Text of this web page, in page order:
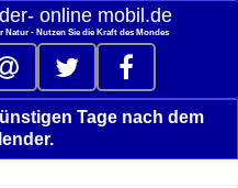
online mobil.de
Natur - Nutzen Sie die Kraft des Mondes
Tage nach dem